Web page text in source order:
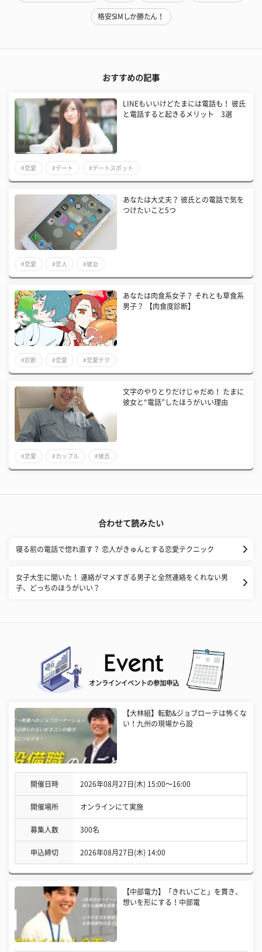
格安SIMしか勝たん！
おすすめの記事
LINEもいいけどたまには電話も！ 彼氏
と電話すると起きるメリット 3選
#恋愛 #デート #デートスポット
あなたは大丈夫？ 彼氏との電話で気を
つけたいこと5つ
#恋愛 #恋人 #彼女
あなたは肉食系女子？ それとも草食系
男子？ 【肉食度診断】
#診断 #恋愛 #恋愛テク
文字のやりとりだけじゃだめ！ たまに
彼女と“電話”したほうがいい理由
#恋愛 #カップル #彼氏
合わせて読みたい
寝る前の電話で惚れ直す？ 恋人がきゅんとする恋愛テクニック
女子大生に聞いた！ 連絡がマメすぎる男子と全然連絡をくれない男
子、どっちのほうがいい？
オンラインイベントの参加申込
【大林組】転勤&ジョブローテは怖くな
い！九州の現場から設
開催日時 2026年08月27日(木) 15:00〜16:00
開催場所 オンラインにて実施
募集人数 300名
申込締切 2026年08月27日(木) 14:00
【中部電力】「きれいごと」を貫き、
想いを形にする！中部電